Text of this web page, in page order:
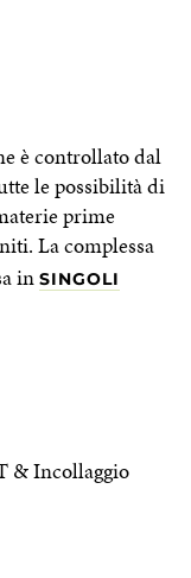
è controllato dal
le possibilità di
prime
La complessa
in SINGOLI
& Incollaggio